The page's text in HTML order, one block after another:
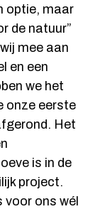
optie, maar
de natuur”
mee aan
en een
we het
onze eerste
Het
is in de
project.
ons wél